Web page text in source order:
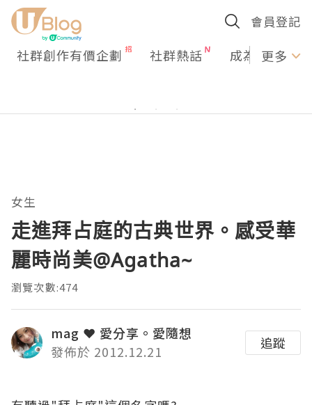
會員登記
社群創作有價企劃 社群熱話 成為U更多
女生
走進拜占庭的古典世界。感受華
麗時尚美@Agatha~
瀏覽次數:474
mag ❤ 愛分享。愛隨想
發佈於 2012.12.21
追蹤